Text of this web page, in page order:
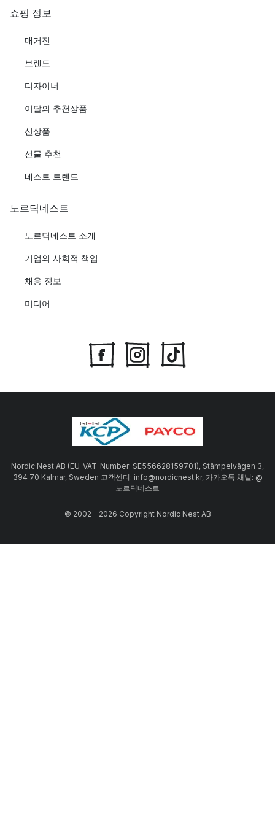
쇼핑 정보
매거진
브랜드
디자이너
이달의 추천상품
신상품
선물 추천
네스트 트렌드
노르딕네스트
노르딕네스트 소개
기업의 사회적 책임
채용 정보
미디어
Nordic Nest AB (EU-VAT-Number: SE556628159701), Stämpelvägen 3,
394 70 Kalmar, Sweden 고객센터: info@nordicnest.kr, 카카오톡 채널: @
노르딕네스트
© 2002 - 2026 Copyright Nordic Nest AB